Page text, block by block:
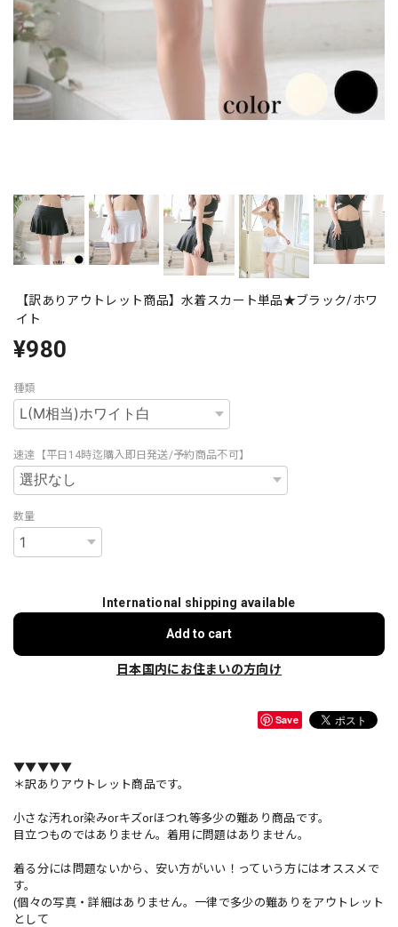
【訳ありアウトレット商品】水着スカート単品★ブラック/ホワ
イト
¥980
種類
速達【平日14時迄購入即日発送/予約商品不可】
数量
International shipping available
Add to cart
日本国内にお住まいの方向け
Save
▼▼▼▼▼
＊訳ありアウトレット商品です。
小さな汚れor染みorキズorほつれ等多少の難あり商品です。
目立つものではありません。着用に問題はありません。
着る分には問題ないから、安い方がいい！っていう方にはオススメで
す。
(個々の写真・詳細はありません。一律で多少の難ありをアウトレット
として